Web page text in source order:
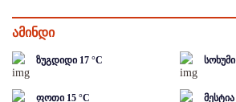
ამინდი
ზუგდიდი 17 °C სოხუმი
ფოთი 15 °C მესტია